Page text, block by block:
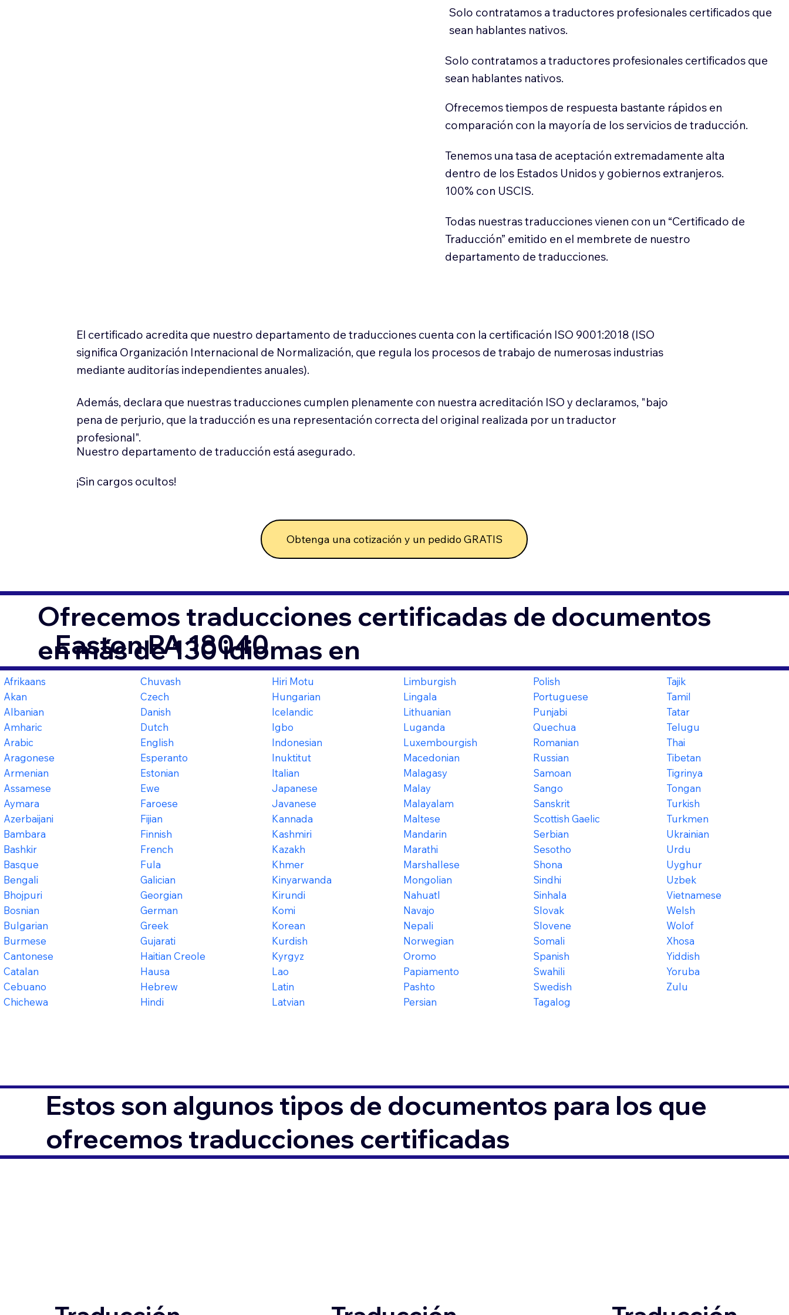
Solo contratamos a traductores profesionales certificados que
sean hablantes nativos.
Solo contratamos a traductores profesionales certificados que
sean hablantes nativos.
Ofrecemos tiempos de respuesta bastante rápidos en
comparación con la mayoría de los servicios de traducción.
Tenemos una tasa de aceptación extremadamente alta
dentro de los Estados Unidos y gobiernos extranjeros.
100% con USCIS.
Todas nuestras traducciones vienen con un “Certificado de
Traducción” emitido en el membrete de nuestro
departamento de traducciones.
El certificado acredita que nuestro departamento de traducciones cuenta con la certificación ISO 9001:2018 (ISO
significa Organización Internacional de Normalización, que regula los procesos de trabajo de numerosas industrias
mediante auditorías independientes anuales).
Además, declara que nuestras traducciones cumplen plenamente con nuestra acreditación ISO y declaramos, "bajo
pena de perjurio, que la traducción es una representación correcta del original realizada por un traductor
profesional".
Nuestro departamento de traducción está asegurado.
¡Sin cargos ocultos!
Obtenga una cotización y un pedido GRATIS
Ofrecemos traducciones certificadas de documentos
en más de 130 idiomas en
Easton PA 18040
Afrikaans
Akan
Albanian
Amharic
Arabic
Aragonese
Armenian
Assamese
Aymara
Azerbaijani
Bambara
Bashkir
Basque
Bengali
Bhojpuri
Bosnian
Bulgarian
Burmese
Cantonese
Catalan
Cebuano
Chichewa
Chuvash
Czech
Danish
Dutch
English
Esperanto
Estonian
Ewe
Faroese
Fijian
Finnish
French
Fula
Galician
Georgian
German
Greek
Gujarati
Haitian Creole
Hausa
Hebrew
Hindi
Hiri Motu
Hungarian
Icelandic
Igbo
Indonesian
Inuktitut
Italian
Japanese
Javanese
Kannada
Kashmiri
Kazakh
Khmer
Kinyarwanda
Kirundi
Komi
Korean
Kurdish
Kyrgyz
Lao
Latin
Latvian
Limburgish
Lingala
Lithuanian
Luganda
Luxembourgish
Macedonian
Malagasy
Malay
Malayalam
Maltese
Mandarin
Marathi
Marshallese
Mongolian
Nahuatl
Navajo
Nepali
Norwegian
Oromo
Papiamento
Pashto
Persian
Polish
Portuguese
Punjabi
Quechua
Romanian
Russian
Samoan
Sango
Sanskrit
Scottish Gaelic
Serbian
Sesotho
Shona
Sindhi
Sinhala
Slovak
Slovene
Somali
Spanish
Swahili
Swedish
Tagalog
Tajik
Tamil
Tatar
Telugu
Thai
Tibetan
Tigrinya
Tongan
Turkish
Turkmen
Ukrainian
Urdu
Uyghur
Uzbek
Vietnamese
Welsh
Wolof
Xhosa
Yiddish
Yoruba
Zulu
Estos son algunos tipos de documentos para los que
ofrecemos traducciones certificadas